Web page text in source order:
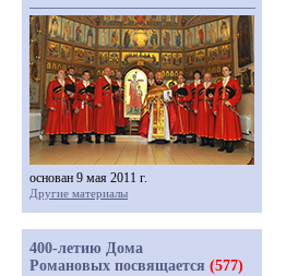
основан 9 мая 2011 г.
Другие материалы
400-летию Дома
Романовых посвящается (577)